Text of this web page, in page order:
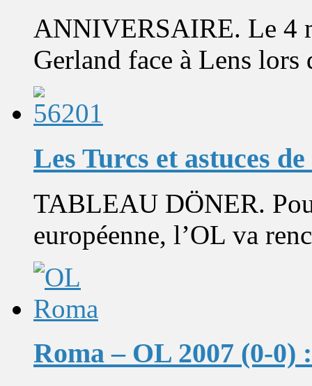
ANNIVERSAIRE. Le 4
Gerland face à Lens
Les Turcs et astuces
TABLEAU DÖNER.
européenne, l’OL va
Roma – OL 2007 (0-